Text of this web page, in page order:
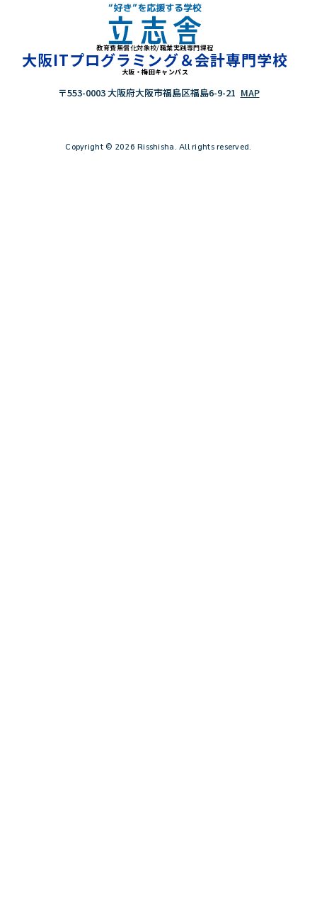
"好き"を応援する学校 立志舎
教育費無償化対象校/職業実践専門課程
大阪ITプログラミング＆会計専門学校
大阪・梅田キャンパス
〒553-0003 大阪府大阪市福島区福島6-9-21 MAP
Copyright © 2026 Risshisha. All rights reserved.